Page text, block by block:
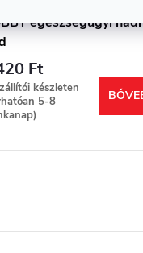
egészségügyi
Ft
készleten
5-8